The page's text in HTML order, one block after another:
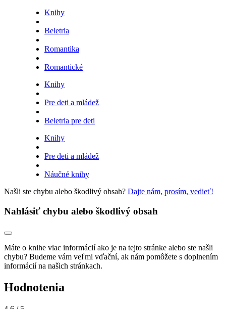
Knihy
Beletria
Romantika
Romantické
Knihy
Pre deti a mládež
Beletria pre deti
Knihy
Pre deti a mládež
Náučné knihy
Našli ste chybu alebo škodlivý obsah? Dajte nám, prosím, vedieť!
Nahlásiť chybu alebo škodlivý obsah
Máte o knihe viac informácií ako je na tejto stránke alebo ste našli
chybu? Budeme vám veľmi vďační, ak nám pomôžete s doplnením
informácií na našich stránkach.
Hodnotenia